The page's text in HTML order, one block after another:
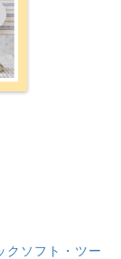
クソフト・ツー